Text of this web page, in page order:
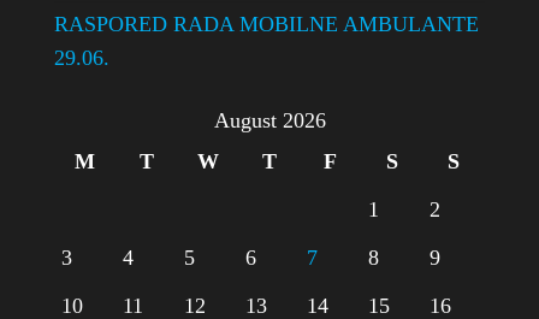
RASPORED RADA MOBILNE AMBULANTE
29.06.
August 2026
M
T W T F S
S
1
2
3
4 5 6 7 8
9
10
11 12 13 14 15
16